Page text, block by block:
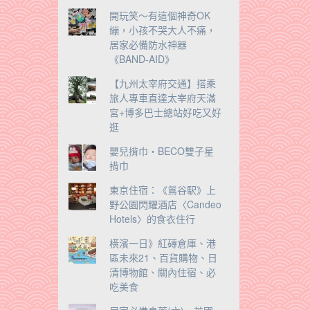
開玩笑～有這個神奇OK
繃，小孩不哭大人不痛，
居家必備防水神器
《BAND-AID》
【九州太宰府交通】搭乘
旅人專車直達太宰府天滿
宮+博多巴士總站好吃又好
逛
嬰兒揹巾‧BECO雙子星
揹巾
東京住宿：《鶑谷駅》上
野公園閃耀酒店〈Candeo
Hotels〉的食衣住行
橫濱一日》紅磚倉庫、港
區未來21、百貨購物、日
清博物館、關內住宿、必
吃美食